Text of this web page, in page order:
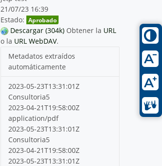
21/07/23 16:39
Estado: Aprobado
Descargar (304k) Obtener la URL
o la URL WebDAV.
Metadatos extraídos
automáticamente
2023-05-23T13:31:01Z
Consultoria5
2023-04-21T19:58:00Z
application/pdf
2023-05-23T13:31:01Z
Consultoria5
2023-04-21T19:58:00Z
2023-05-23T13:31:01Z